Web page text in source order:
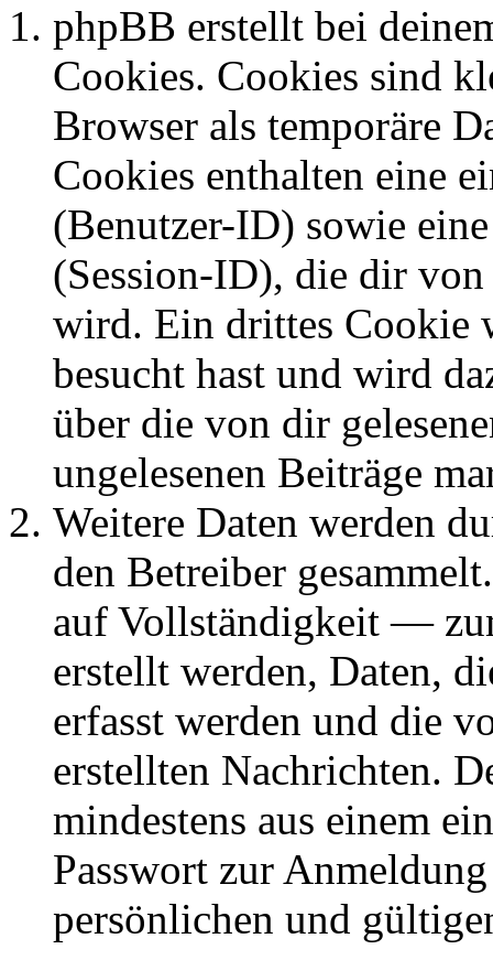
phpBB erstellt bei
Cookies. Cookies sind
Browser als temporäre
Cookies enthalten eine
(Benutzer-ID) sowie
(Session-ID), die dir
wird. Ein drittes Cookie
besucht hast und wird
über die von dir
ungelesenen Beiträge
Weitere Daten werden
den Betreiber
auf Vollständigkeit —
erstellt werden, Daten,
erfasst werden und die
erstellten Nachrichten.
mindestens aus einem
Passwort zur
persönlichen und